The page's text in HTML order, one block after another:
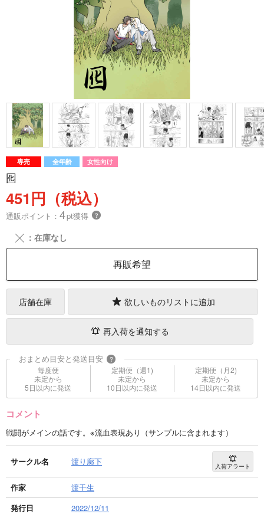
専売 全年齢 女性向け
囮
451円（税込）
通販ポイント： 4pt獲得 ？
╳ ：在庫なし
再販希望
店舗在庫 欲しいものリストに追加
再入荷を通知する
おまとめ目安と発送目安 ?
毎度便
未定から
5日以内に発送
定期便（週1)
未定から
10日以内に発送
定期便（月2)
未定から
14日以内に発送
コメント
戦闘がメインの話です。※流血表現あり（サンプルに含まれます）
サークル名 渡り廊下 入荷アラート
作家
渡千生
発行日
2022/12/11